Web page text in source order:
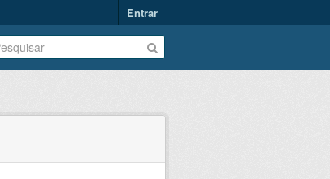
Entrar